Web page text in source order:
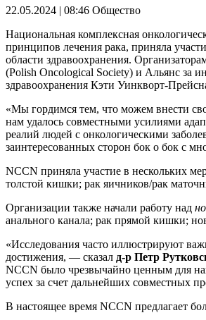
22.05.2024 | 08:46 Общество
Национальная комплексная
принципов лечения рака, приняла
области здравоохранения.
(Polish Oncological Society) и Альянс за
здравоохранения Кэти Уинкворт-
«Мы гордимся тем, что можем внести
нам удалось совместными усилиями
реалий людей с онкологическими
заинтересованных сторон бок о бок с
NCCN приняла участие в нескольких
толстой кишки; рак яичников/рак
Организации также начали работу над
анального канала; рак прямой кишки;
«Исследования часто иллюстрируют
достижения, — сказал д-р Петр
NCCN было чрезвычайно ценным для
успех за счет дальнейших совместных
В настоящее время NCCN предлагает